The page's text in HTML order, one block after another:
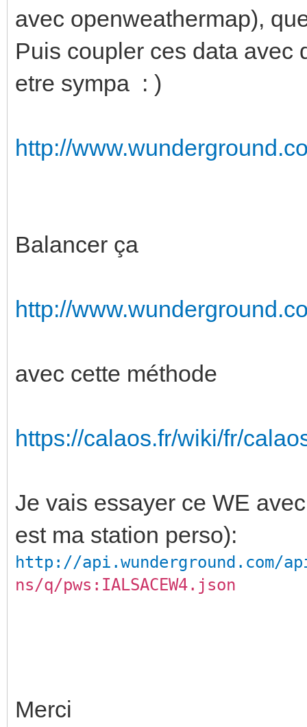
avec openweathermap),
Puis coupler ces data avec
etre sympa : )
http://
Balancer ça
http://
avec cette méthode
https://calaos.fr/wiki/fr/
Je vais essayer ce WE
est ma station perso):
http://api.wunderground.com/
ns/q/pws:IALSACEW4.json
Merci